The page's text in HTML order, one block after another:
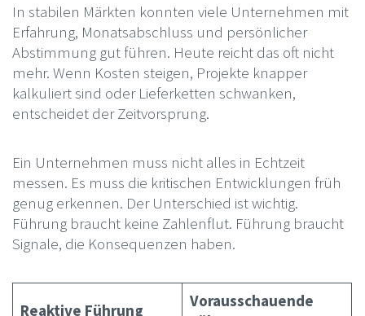
In stabilen Märkten konnten viele Unternehmen mit
Erfahrung, Monatsabschluss und persönlicher
Abstimmung gut führen. Heute reicht das oft nicht
mehr. Wenn Kosten steigen, Projekte knapper
kalkuliert sind oder Lieferketten schwanken,
entscheidet der Zeitvorsprung.
Ein Unternehmen muss nicht alles in Echtzeit
messen. Es muss die kritischen Entwicklungen früh
genug erkennen. Der Unterschied ist wichtig.
Führung braucht keine Zahlenflut. Führung braucht
Signale, die Konsequenzen haben.
Reaktive Führung
Vorausschauende